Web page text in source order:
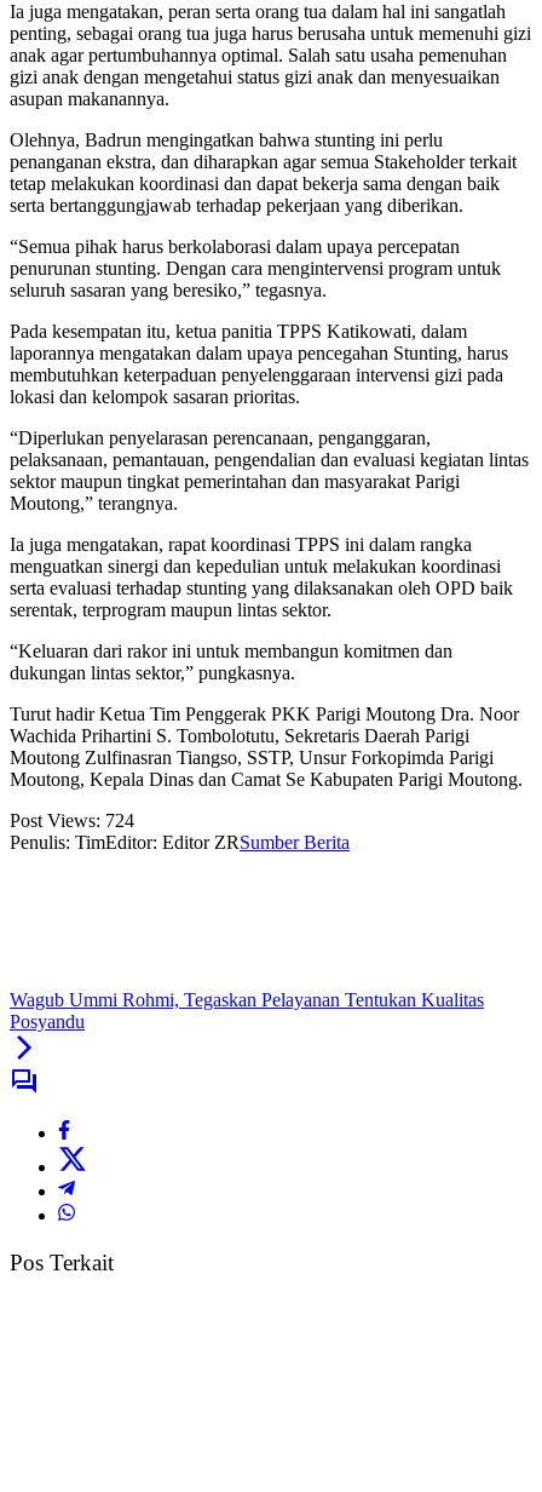
Ia juga mengatakan, peran serta orang tua dalam hal ini sangatlah
penting, sebagai orang tua juga harus berusaha untuk memenuhi gizi
anak agar pertumbuhannya optimal. Salah satu usaha pemenuhan
gizi anak dengan mengetahui status gizi anak dan menyesuaikan
asupan makanannya.
Olehnya, Badrun mengingatkan bahwa stunting ini perlu
penanganan ekstra, dan diharapkan agar semua Stakeholder terkait
tetap melakukan koordinasi dan dapat bekerja sama dengan baik
serta bertanggungjawab terhadap pekerjaan yang diberikan.
“Semua pihak harus berkolaborasi dalam upaya percepatan
penurunan stunting. Dengan cara mengintervensi program untuk
seluruh sasaran yang beresiko,” tegasnya.
Pada kesempatan itu, ketua panitia TPPS Katikowati, dalam
laporannya mengatakan dalam upaya pencegahan Stunting, harus
membutuhkan keterpaduan penyelenggaraan intervensi gizi pada
lokasi dan kelompok sasaran prioritas.
“Diperlukan penyelarasan perencanaan, penganggaran,
pelaksanaan, pemantauan, pengendalian dan evaluasi kegiatan lintas
sektor maupun tingkat pemerintahan dan masyarakat Parigi
Moutong,” terangnya.
Ia juga mengatakan, rapat koordinasi TPPS ini dalam rangka
menguatkan sinergi dan kepedulian untuk melakukan koordinasi
serta evaluasi terhadap stunting yang dilaksanakan oleh OPD baik
serentak, terprogram maupun lintas sektor.
“Keluaran dari rakor ini untuk membangun komitmen dan
dukungan lintas sektor,” pungkasnya.
Turut hadir Ketua Tim Penggerak PKK Parigi Moutong Dra. Noor
Wachida Prihartini S. Tombolotutu, Sekretaris Daerah Parigi
Moutong Zulfinasran Tiangso, SSTP, Unsur Forkopimda Parigi
Moutong, Kepala Dinas dan Camat Se Kabupaten Parigi Moutong.
Post Views: 724
Penulis: TimEditor: Editor ZRSumber Berita
Wagub Ummi Rohmi, Tegaskan Pelayanan Tentukan Kualitas
Posyandu
Pos Terkait